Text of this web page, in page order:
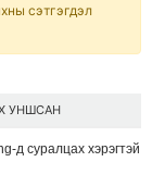
сэтгэгдэл
УНШСАН
д суралцах хэрэгтэй